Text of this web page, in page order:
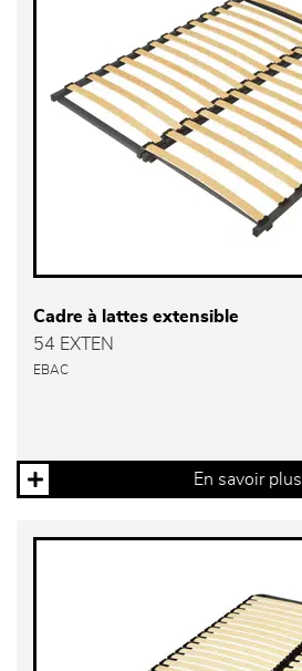
Cadre à lattes extensible
54 EXTEN
EBAC
En savoir plus